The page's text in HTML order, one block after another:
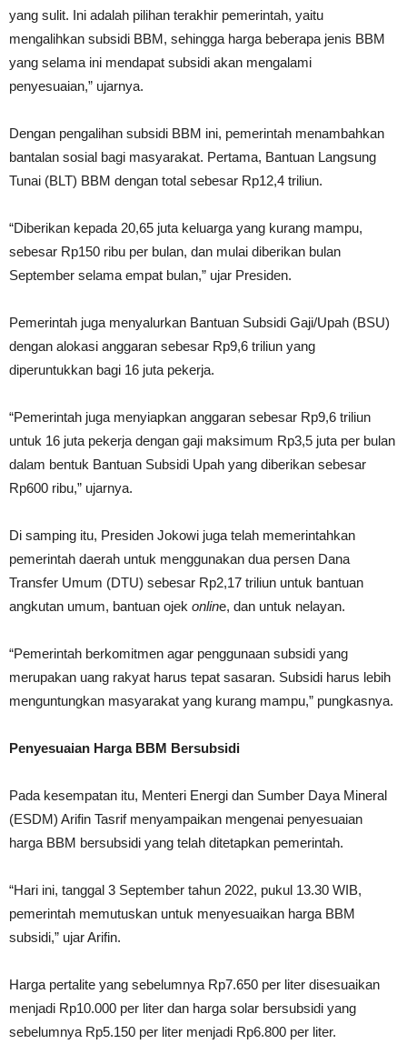
yang sulit. Ini adalah pilihan terakhir pemerintah, yaitu
mengalihkan subsidi BBM, sehingga harga beberapa jenis BBM
yang selama ini mendapat subsidi akan mengalami
penyesuaian,” ujarnya.
Dengan pengalihan subsidi BBM ini, pemerintah menambahkan
bantalan sosial bagi masyarakat. Pertama, Bantuan Langsung
Tunai (BLT) BBM dengan total sebesar Rp12,4 triliun.
“Diberikan kepada 20,65 juta keluarga yang kurang mampu,
sebesar Rp150 ribu per bulan, dan mulai diberikan bulan
September selama empat bulan,” ujar Presiden.
Pemerintah juga menyalurkan Bantuan Subsidi Gaji/Upah (BSU)
dengan alokasi anggaran sebesar Rp9,6 triliun yang
diperuntukkan bagi 16 juta pekerja.
“Pemerintah juga menyiapkan anggaran sebesar Rp9,6 triliun
untuk 16 juta pekerja dengan gaji maksimum Rp3,5 juta per bulan
dalam bentuk Bantuan Subsidi Upah yang diberikan sebesar
Rp600 ribu,” ujarnya.
Di samping itu, Presiden Jokowi juga telah memerintahkan
pemerintah daerah untuk menggunakan dua persen Dana
Transfer Umum (DTU) sebesar Rp2,17 triliun untuk bantuan
angkutan umum, bantuan ojek online, dan untuk nelayan.
“Pemerintah berkomitmen agar penggunaan subsidi yang
merupakan uang rakyat harus tepat sasaran. Subsidi harus lebih
menguntungkan masyarakat yang kurang mampu,” pungkasnya.
Penyesuaian Harga BBM Bersubsidi
Pada kesempatan itu, Menteri Energi dan Sumber Daya Mineral
(ESDM) Arifin Tasrif menyampaikan mengenai penyesuaian
harga BBM bersubsidi yang telah ditetapkan pemerintah.
“Hari ini, tanggal 3 September tahun 2022, pukul 13.30 WIB,
pemerintah memutuskan untuk menyesuaikan harga BBM
subsidi,” ujar Arifin.
Harga pertalite yang sebelumnya Rp7.650 per liter disesuaikan
menjadi Rp10.000 per liter dan harga solar bersubsidi yang
sebelumnya Rp5.150 per liter menjadi Rp6.800 per liter.